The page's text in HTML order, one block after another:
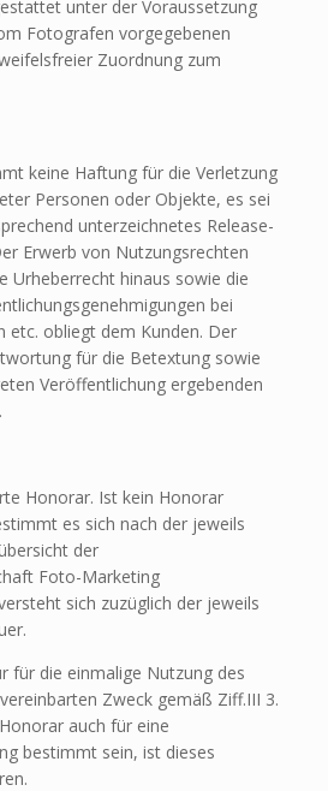
unter der Voraussetzung
Fotografen vorgegebenen
Zuordnung zum
keine Haftung für die Verletzung
Personen oder Objekte, es sei
unterzeichnetes Release-
Erwerb von Nutzungsrechten
Urheberrecht hinaus sowie die
bei
etc. obliegt dem Kunden. Der
für die Betextung sowie
Veröffentlichung ergebenden
Honorar. Ist kein Honorar
es sich nach der jeweils
der
Foto-Marketing
sich zuzüglich der jeweils
für die einmalige Nutzung des
Zweck gemäß Ziff.III 3.
auch für eine
bestimmt sein, ist dieses